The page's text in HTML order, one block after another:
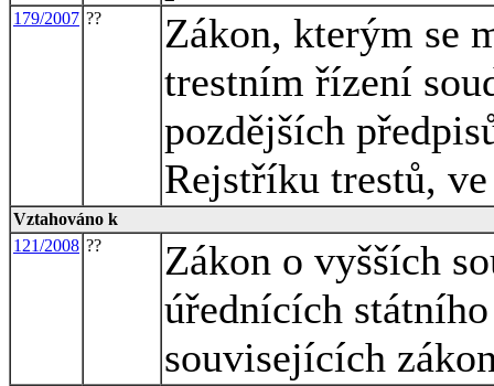
179/2007 ??
Zákon, kterým se
trestním řízení
pozdějších
Rejstříku trestů,
Vztahováno k
121/2008 ??
Zákon o vyšších
úřednících
souvisejících